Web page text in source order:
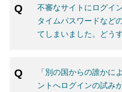
不審なサイトにログイ
タイムパスワードなど
てしまいました。どう
「別の国からの誰かに
ントへログインの試み